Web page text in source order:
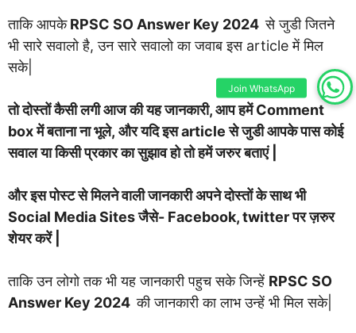
ताकि आपकेRPSC SO Answer Key 2024से जुडी जितने
भी सारे सवालो है, उन सारे सवालो का जवाब इस article में मिल
सके|
तो दोस्तों कैसी लगी आज की यह जानकारी, आप हमें Comment
box में बताना ना भूले, और यदि इस article से जुडी आपके पास कोई
सवाल या किसी प्रकार का सुझाव हो तो हमें जरुर बताएं |
और इस पोस्ट से मिलने वाली जानकारी अपने दोस्तों के साथ भी
Social Media Sites जैसे- Facebook, twitter पर ज़रुर
शेयर करें |
ताकि उन लोगो तक भी यह जानकारी पहुच सके जिन्हें RPSC SO
Answer Key 2024की जानकारी का लाभ उन्हें भी मिल सके|
Join WhatsApp